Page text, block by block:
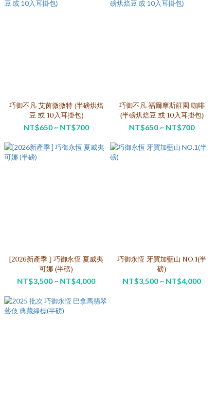
巧御不凡 艾茵微微特 (半磅烘焙
豆 或 10入耳掛包)
NT$650 ~ NT$700
巧御不凡 福爾摩斯莊園 咖啡
(半磅烘焙豆 或 10入耳掛包)
NT$650 ~ NT$700
[2026新產季 ] 巧御永恆 夏威夷
可娜 (半磅)
NT$3,500 ~ NT$4,000
巧御永恆 牙買加藍山 NO.1(半
磅)
NT$3,500 ~ NT$4,000